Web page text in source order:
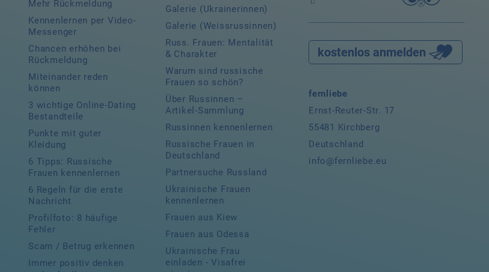
Mehr Rückmeldung
Kennenlernen per Video-
Messenger
Chancen erhöhen bei
Rückmeldung
Miteinander reden
können
3 wichtige Online-Dating
Bestandteile
Punkte mit guter
Kleidung
6 Tipps: Russische
Frauen kennenlernen
6 Regeln für die erste
Nachricht
Profilfoto: 8 häufige
Fehler
Scam / Betrug erkennen
Immer positiv denken
Galerie (Ukrainerinnen)
Galerie (Weissrussinnen)
Russ. Frauen: Mentalität
& Charakter
Warum sind russische
Frauen so schön?
Über Russinnen –
Artikel-Sammlung
Russinnen kennenlernen
Russische Frauen in
Deutschland
Partnersuche Russland
Ukrainische Frauen
kennenlernen
Frauen aus Kiew
Frauen aus Odessa
Ukrainische Frau
einladen - Visafrei
kostenlos anmelden
fernliebe
Ernst-Reuter-Str. 17
55481 Kirchberg
Deutschland
info@fernliebe.eu